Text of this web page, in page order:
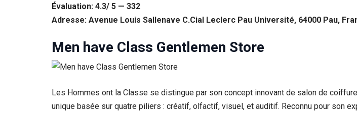
Évaluation: 4.3/ 5 — 332
Adresse: Avenue Louis Sallenave C.Cial Leclerc Pau Université, 64000 Pau,
Men have Class Gentlemen Store
Les Hommes ont la Classe se distingue par son concept innovant de salon de
unique basée sur quatre piliers : créatif, olfactif, visuel, et auditif. Reconnu pour son